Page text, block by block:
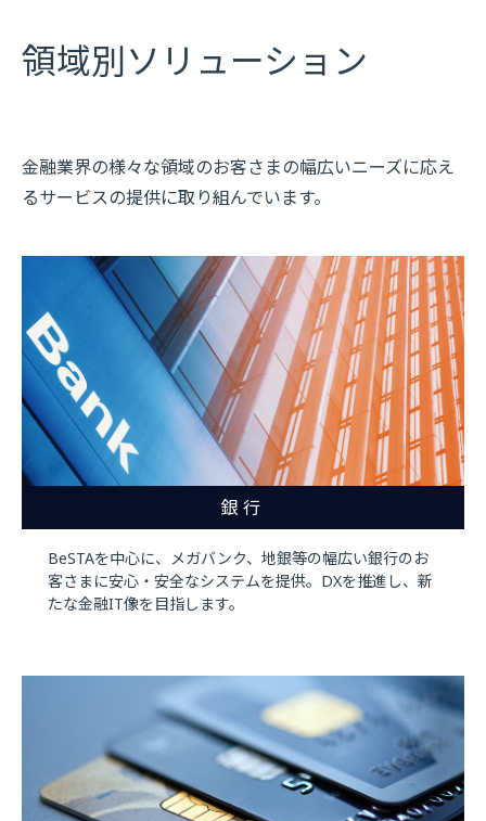
領域別ソリューション
金融業界の様々な領域のお客さまの幅広いニーズに応え
るサービスの提供に取り組んでいます。
銀行
BeSTAを中心に、メガバンク、地銀等の幅広い銀行のお
客さまに安心・安全なシステムを提供。DXを推進し、新
たな金融IT像を目指します。